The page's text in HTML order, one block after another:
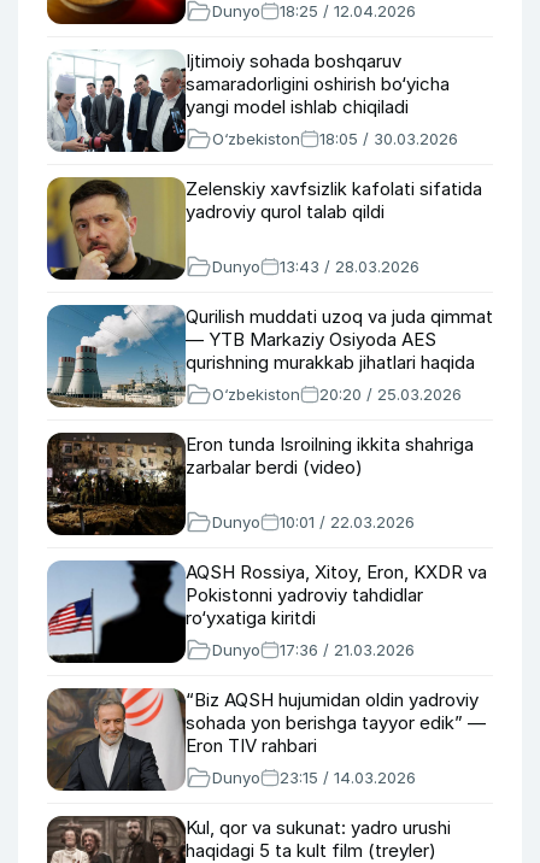
Dunyo 18:25 / 12.04.2026
Ijtimoiy sohada boshqaruv
samaradorligini oshirish bo‘yicha
yangi model ishlab chiqiladi
O‘zbekiston 18:05 / 30.03.2026
Zelenskiy xavfsizlik kafolati sifatida
yadroviy qurol talab qildi
Dunyo 13:43 / 28.03.2026
Qurilish muddati uzoq va juda qimmat
— YTB Markaziy Osiyoda AES
qurishning murakkab jihatlari haqida
O‘zbekiston 20:20 / 25.03.2026
Eron tunda Isroilning ikkita shahriga
zarbalar berdi (video)
Dunyo 10:01 / 22.03.2026
AQSH Rossiya, Xitoy, Eron, KXDR va
Pokistonni yadroviy tahdidlar
ro‘yxatiga kiritdi
Dunyo 17:36 / 21.03.2026
“Biz AQSH hujumidan oldin yadroviy
sohada yon berishga tayyor edik” —
Eron TIV rahbari
Dunyo 23:15 / 14.03.2026
Kul, qor va sukunat: yadro urushi
haqidagi 5 ta kult film (treyler)